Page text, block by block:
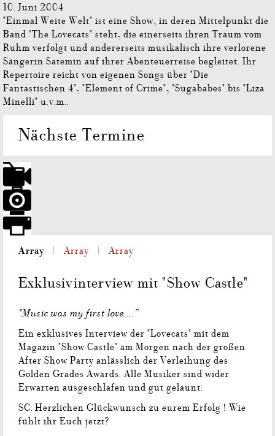
10. Juni 2004
"Einmal Weite Welt" ist eine Show, in deren Mittelpunkt die
Band "The Lovecats" steht, die einerseits ihren Traum vom
Ruhm verfolgt und andererseits musikalisch ihre verlorene
Sängerin Satemin auf ihrer Abenteuerreise begleitet. Ihr
Repertoire reicht von eigenen Songs über "Die
Fantastischen 4", "Element of Crime", "Sugababes" bis "Liza
Minelli" u.v.m..
Nächste Termine
Array Array Array
Exklusivinterview mit "Show Castle"
"Music was my first love ...”
Ein exklusives Interview der "Lovecats" mit dem
Magazin "Show Castle" am Morgen nach der großen
After Show Party anlässlich der Verleihung des
Golden Grades Awards. Alle Musiker sind wider
Erwarten ausgeschlafen und gut gelaunt.
SC: Herzlichen Glückwunsch zu eurem Erfolg ! Wie
fühlt ihr Euch jetzt?